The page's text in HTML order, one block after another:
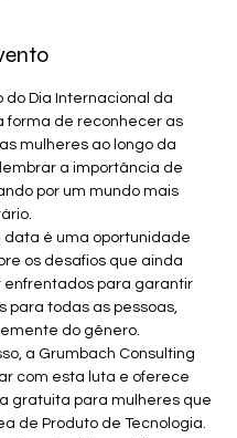
do Dia Internacional da
forma de reconhecer as
mulheres ao longo da
a importância de
por um mundo mais
data é uma oportunidade
os desafios que ainda
enfrentados para garantir
para todas as pessoas,
do gênero.
a Grumbach Consulting
com esta luta e oferece
gratuita para mulheres que
de Produto de Tecnologia.